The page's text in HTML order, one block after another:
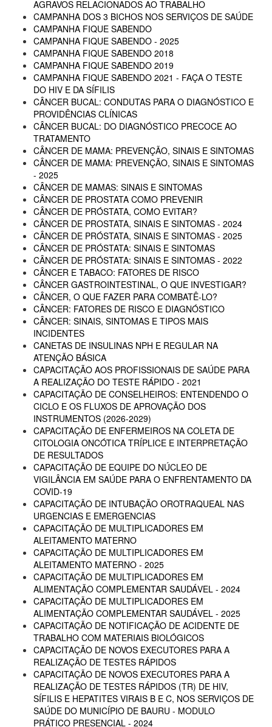
AGRAVOS RELACIONADOS AO TRABALHO
CAMPANHA DOS 3 BICHOS NOS SERVIÇOS DE SAÚDE
CAMPANHA FIQUE SABENDO
CAMPANHA FIQUE SABENDO - 2025
CAMPANHA FIQUE SABENDO 2018
CAMPANHA FIQUE SABENDO 2019
CAMPANHA FIQUE SABENDO 2021 - FAÇA O TESTE
DO HIV E DA SÍFILIS
CÂNCER BUCAL: CONDUTAS PARA O DIAGNÓSTICO E
PROVIDÊNCIAS CLÍNICAS
CÂNCER BUCAL: DO DIAGNÓSTICO PRECOCE AO
TRATAMENTO
CÂNCER DE MAMA: PREVENÇÃO, SINAIS E SINTOMAS
CÂNCER DE MAMA: PREVENÇÃO, SINAIS E SINTOMAS
- 2025
CÂNCER DE MAMAS: SINAIS E SINTOMAS
CÂNCER DE PROSTATA COMO PREVENIR
CÂNCER DE PRÓSTATA, COMO EVITAR?
CÂNCER DE PROSTATA, SINAIS E SINTOMAS - 2024
CÂNCER DE PRÓSTATA, SINAIS E SINTOMAS - 2025
CÂNCER DE PRÓSTATA: SINAIS E SINTOMAS
CÂNCER DE PRÓSTATA: SINAIS E SINTOMAS - 2022
CÂNCER E TABACO: FATORES DE RISCO
CÂNCER GASTROINTESTINAL, O QUE INVESTIGAR?
CÂNCER, O QUE FAZER PARA COMBATÊ-LO?
CÂNCER: FATORES DE RISCO E DIAGNÓSTICO
CÂNCER: SINAIS, SINTOMAS E TIPOS MAIS
INCIDENTES
CANETAS DE INSULINAS NPH E REGULAR NA
ATENÇÃO BÁSICA
CAPACITAÇÃO AOS PROFISSIONAIS DE SAÚDE PARA
A REALIZAÇÃO DO TESTE RÁPIDO - 2021
CAPACITAÇÃO DE CONSELHEIROS: ENTENDENDO O
CICLO E OS FLUXOS DE APROVAÇÃO DOS
INSTRUMENTOS (2026-2029)
CAPACITAÇÃO DE ENFERMEIROS NA COLETA DE
CITOLOGIA ONCÓTICA TRÍPLICE E INTERPRETAÇÃO
DE RESULTADOS
CAPACITAÇÃO DE EQUIPE DO NÚCLEO DE
VIGILÂNCIA EM SAÚDE PARA O ENFRENTAMENTO DA
COVID-19
CAPACITAÇÃO DE INTUBAÇÃO OROTRAQUEAL NAS
URGENCIAS E EMERGENCIAS
CAPACITAÇÃO DE MULTIPLICADORES EM
ALEITAMENTO MATERNO
CAPACITAÇÃO DE MULTIPLICADORES EM
ALEITAMENTO MATERNO - 2025
CAPACITAÇÃO DE MULTIPLICADORES EM
ALIMENTAÇÃO COMPLEMENTAR SAUDÁVEL - 2024
CAPACITAÇÃO DE MULTIPLICADORES EM
ALIMENTAÇÃO COMPLEMENTAR SAUDÁVEL - 2025
CAPACITAÇÃO DE NOTIFICAÇÃO DE ACIDENTE DE
TRABALHO COM MATERIAIS BIOLÓGICOS
CAPACITAÇÃO DE NOVOS EXECUTORES PARA A
REALIZAÇÃO DE TESTES RÁPIDOS
CAPACITAÇÃO DE NOVOS EXECUTORES PARA A
REALIZAÇÃO DE TESTES RÁPIDOS (TR) DE HIV,
SÍFILIS E HEPATITES VIRAIS B E C, NOS SERVIÇOS DE
SAÚDE DO MUNICÍPIO DE BAURU - MODULO
PRÁTICO PRESENCIAL - 2024